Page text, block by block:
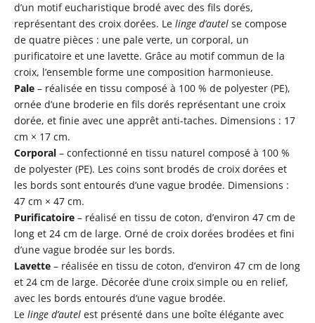
d’un motif eucharistique brodé avec des fils dorés,
représentant des croix dorées. Le linge d’autel se compose
de quatre pièces : une pale verte, un corporal, un
purificatoire et une lavette. Grâce au motif commun de la
croix, l’ensemble forme une composition harmonieuse.
Pale – réalisée en tissu composé à 100 % de polyester (PE),
ornée d’une broderie en fils dorés représentant une croix
dorée, et finie avec une apprêt anti-taches. Dimensions : 17
cm × 17 cm.
Corporal – confectionné en tissu naturel composé à 100 %
de polyester (PE). Les coins sont brodés de croix dorées et
les bords sont entourés d’une vague brodée. Dimensions :
47 cm × 47 cm.
Purificatoire – réalisé en tissu de coton, d’environ 47 cm de
long et 24 cm de large. Orné de croix dorées brodées et fini
d’une vague brodée sur les bords.
Lavette – réalisée en tissu de coton, d’environ 47 cm de long
et 24 cm de large. Décorée d’une croix simple ou en relief,
avec les bords entourés d’une vague brodée.
Le linge d’autel est présenté dans une boîte élégante avec